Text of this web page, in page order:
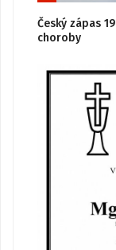
Český zápas
choroby